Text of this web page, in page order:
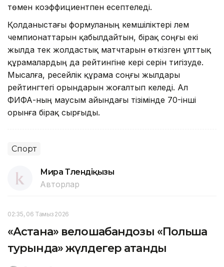
төмен коэффициентпен есептеледі.
Қолданыстағы формуланың кемшіліктері әлем
чемпионаттарын қабылдайтын, бірақ соңғы екі
жылда тек жолдастық матчтарын өткізген ұлттық
құрамалардың да рейтингіне кері әсерін тигізуде.
Мысалға, ресейлік құрама соңғы жылдары
рейтингтегі орындарын жоғалтып келеді. Ал
ФИФА-ның маусым айындағы тізімінде 70-інші
орынға бірақ сырғыды.
Спорт
Мира Төлендіқызы
Авторлар
02:35, 06 Тамыз 2026
«Астана» велошабандозы «Польша
турында» жүлдегер атанды